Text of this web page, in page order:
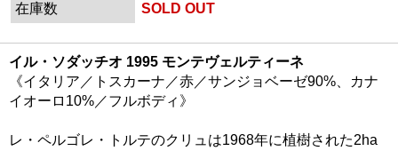
在庫数
SOLD OUT
イル・ソダッチオ 1995 モンテヴェルティーネ
《イタリア／トスカーナ／赤／サンジョベーゼ90%、カナ
イオーロ10%／フルボディ》
レ・ペルゴレ・トルテのクリュは1968年に植樹された2ha